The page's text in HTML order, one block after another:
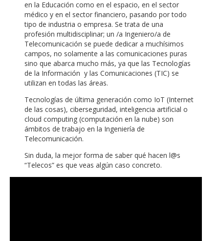
en la Educación como en el espacio, en el sector
médico y en el sector financiero, pasando por todo
tipo de industria o empresa. Se trata de una
profesión multidisciplinar; un /a Ingeniero/a de
Telecomunicación se puede dedicar a muchísimos
campos, no solamente a las comunicaciones puras
sino que abarca mucho más, ya que las Tecnologías
de la Información y las Comunicaciones (TIC) se
utilizan en todas las áreas.
Tecnologías de última generación como IoT (Internet
de las cosas), ciberseguridad, inteligencia artificial o
cloud computing (computación en la nube) son
ámbitos de trabajo en la Ingeniería de
Telecomunicación.
Sin duda, la mejor forma de saber qué hacen l@s
“Telecos” es que veas algún caso concreto.